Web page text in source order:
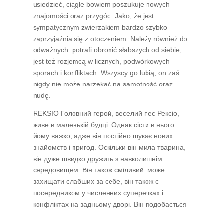
usiedzieć, ciągle bowiem poszukuje nowych
znajomości oraz przygód. Jako, że jest
sympatycznym zwierzakiem bardzo szybko
zaprzyjaźnia się z otoczeniem. Należy również do
odważnych: potrafi obronić słabszych od siebie,
jest też rozjemcą w licznych, podwórkowych
sporach i konfliktach. Wszyscy go lubią, on zaś
nigdy nie może narzekać na samotność oraz
nudę.
REKSIO Головний герой, веселий пес Рексіо,
живе в маленькій будці. Однак сісти в нього
йому важко, адже він постійно шукає нових
знайомств і пригод. Оскільки він мила тварина,
він дуже швидко дружить з навколишнім
середовищем. Він також сміливий: може
захищати слабших за себе, він також є
посередником у численних суперечках і
конфліктах на задньому дворі. Він подобається